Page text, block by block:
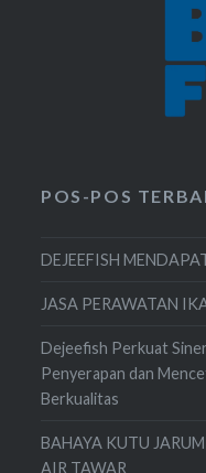
POS-POS
DEJEEFISH
JASA PERAWATAN
Dejeefish Perkuat
Penyerapan dan
Berkualitas
BAHAYA KUTU
AIR TAWAR